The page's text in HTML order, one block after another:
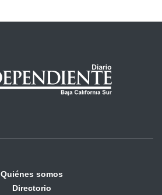
Quiénes somos
Directorio